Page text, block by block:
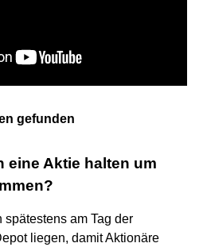
gefunden
eine Aktie halten um
spätestens am Tag der
liegen, damit Aktionäre